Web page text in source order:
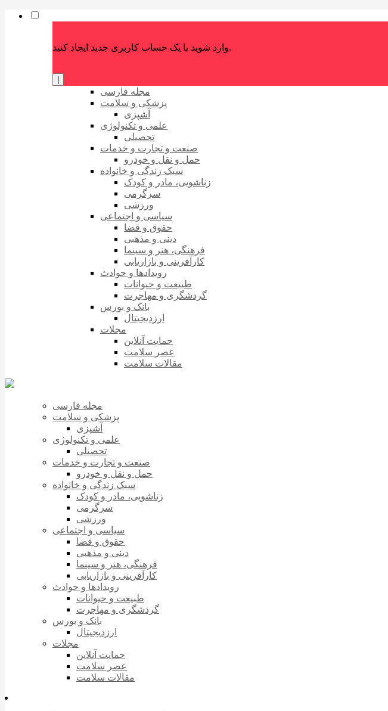
وارد شوید یا یک حساب کاربری جدید ایجاد کنید.
مجله فارسی
پزشکی و سلامت
آشپزی
علمی و تکنولوژی
تحصیلی
صنعت و تجارت و خدمات
حمل و نقل و خودرو
سبک زندگی و خانواده
زناشویی، مادر و کودک
سرگرمی
ورزشی
سیاسی و اجتماعی
حقوق و قضا
دینی و مذهبی
فرهنگی، هنر و سینما
کارآفرینی و بازاریابی
رویدادها و حوادث
طبیعت و حیوانات
گردشگری و مهاجرت
بانک و بورس
ارزدیجیتال
مجلات
حمایت آنلاین
عصر سلامت
مقالات سلامت
مجله فارسی
پزشکی و سلامت
آشپزی
علمی و تکنولوژی
تحصیلی
صنعت و تجارت و خدمات
حمل و نقل و خودرو
سبک زندگی و خانواده
زناشویی، مادر و کودک
سرگرمی
ورزشی
سیاسی و اجتماعی
حقوق و قضا
دینی و مذهبی
فرهنگی، هنر و سینما
کارآفرینی و بازاریابی
رویدادها و حوادث
طبیعت و حیوانات
گردشگری و مهاجرت
بانک و بورس
ارزدیجیتال
مجلات
حمایت آنلاین
عصر سلامت
مقالات سلامت